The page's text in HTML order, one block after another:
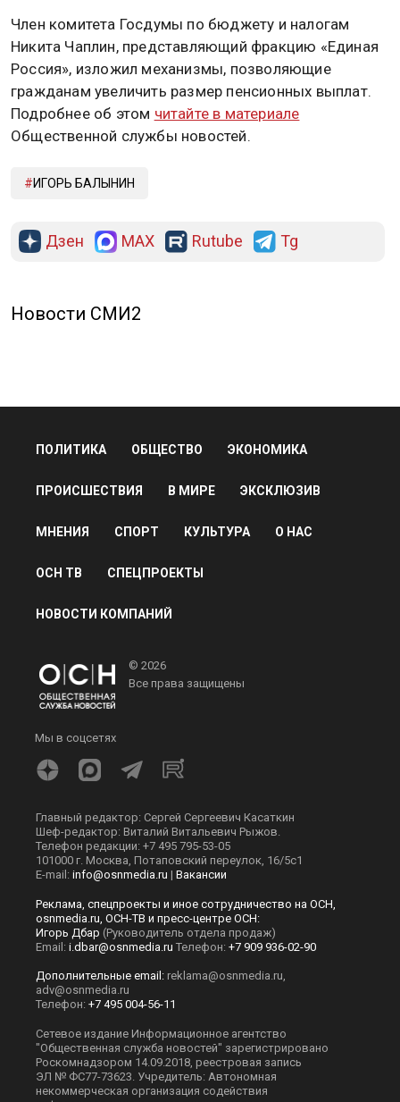
Член комитета Госдумы по бюджету и налогам
Никита Чаплин, представляющий фракцию «Единая
Россия», изложил механизмы, позволяющие
гражданам увеличить размер пенсионных выплат.
Подробнее об этом читайте в материале
Общественной службы новостей.
ИГОРЬ БАЛЫНИН
Дзен MAX Rutube Tg
Новости СМИ2
ПОЛИТИКА ОБЩЕСТВО ЭКОНОМИКА
ПРОИСШЕСТВИЯ В МИРЕ ЭКСКЛЮЗИВ
МНЕНИЯ СПОРТ КУЛЬТУРА О НАС
ОСН ТВ СПЕЦПРОЕКТЫ
НОВОСТИ КОМПАНИЙ
© 2026
Все права защищены
Мы в соцсетях
Главный редактор: Сергей Сергеевич Касаткин
Шеф-редактор: Виталий Витальевич Рыжов.
Телефон редакции: +7 495 795-53-05
101000 г. Москва, Потаповский переулок, 16/5с1
E-mail: info@osnmedia.ru | Вакансии
Реклама, спецпроекты и иное сотрудничество на ОСН,
osnmedia.ru, ОСН-ТВ и пресс-центре ОСН:
Игорь Дбар (Руководитель отдела продаж)
Email: i.dbar@osnmedia.ru Телефон: +7 909 936-02-90
Дополнительные email: reklama@osnmedia.ru,
adv@osnmedia.ru
Телефон: +7 495 004-56-11
Сетевое издание Информационное агентство
"Общественная служба новостей" зарегистрировано
Роскомнадзором 14.09.2018, реестровая запись
ЭЛ № ФС77-73623. Учредитель: Автономная
некоммерческая организация содействия